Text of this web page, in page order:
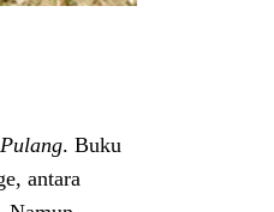
. Buku
antara